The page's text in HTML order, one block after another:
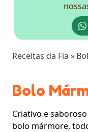
Receitas da Fia »
Bolo
Criativo e
bolo mármore,